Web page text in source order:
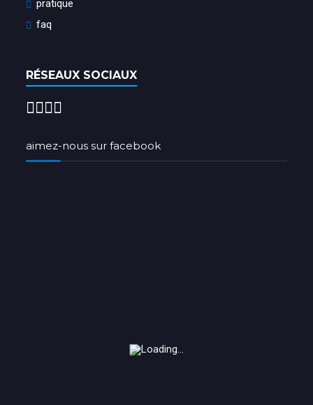
pratique
faq
RÉSEAUX SOCIAUX
aimez-nous sur facebook